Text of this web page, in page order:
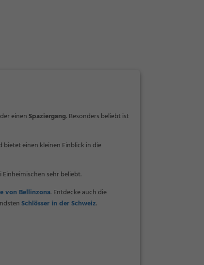
einenSpaziergang. Besonders beliebt ist
einen kleinen Einblick in die
Einheimischen sehr beliebt.
von Bellinzona. Entdecke auch die
Schlösser in der Schweiz.